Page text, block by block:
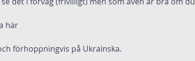
här
förhoppningvis på Ukrainska.